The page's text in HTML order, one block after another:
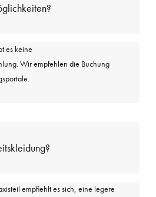
es keine
Wir empfehlen die Buchung
empfiehlt es sich, eine legere